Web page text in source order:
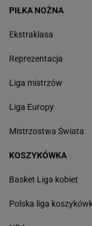
PIŁKA NOŻNA
Ekstraklasa
Reprezentacja
Liga mistrzów
Liga Europy
Mistrzostwa Świata
KOSZYKÓWKA
Basket Liga kobiet
Polska liga